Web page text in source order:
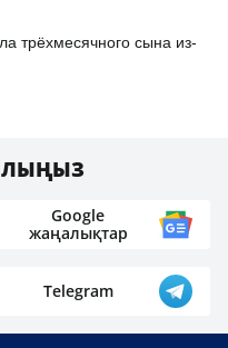
трёхмесячного сына из-
Google
жаңалықтар
Telegram